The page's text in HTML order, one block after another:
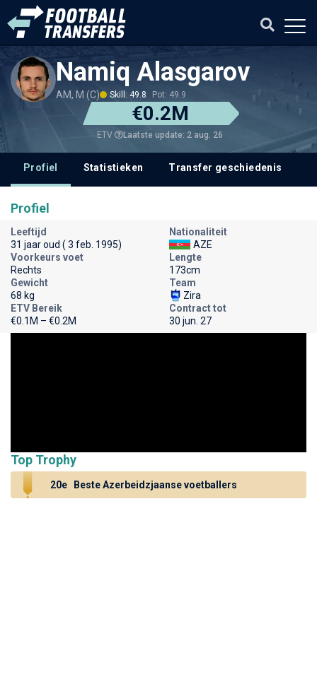
Namiq Alasgarov
AM, M (C) Skill: 49.8 Pot: 49.9
€0.2M
ETV Laatste update: 2 aug. 26
Profiel Statistieken Transfer geschiedenis
Profiel
Leeftijd
31 jaar oud ( 3 feb. 1995)
Nationaliteit
AZE
Voorkeurs voet
Rechts
Lengte
173cm
Gewicht
68 kg
Team
Zira
ETV Bereik
€0.1M – €0.2M
Contract tot
30 jun. 27
Top Trophy
20e Beste Azerbeidzjaanse voetballers